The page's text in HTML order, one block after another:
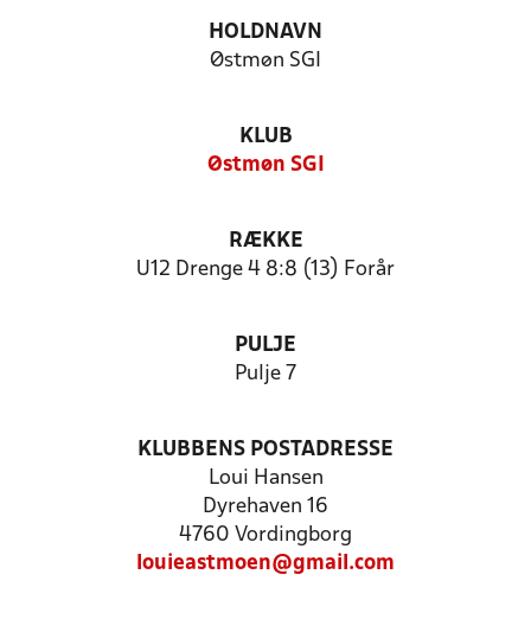
HOLDNAVN
Østmøn SGI
KLUB
Østmøn SGI
RÆKKE
U12 Drenge 4 8:8 (13) Forår
PULJE
Pulje 7
KLUBBENS POSTADRESSE
Loui Hansen
Dyrehaven 16
4760 Vordingborg
louieastmoen@gmail.com